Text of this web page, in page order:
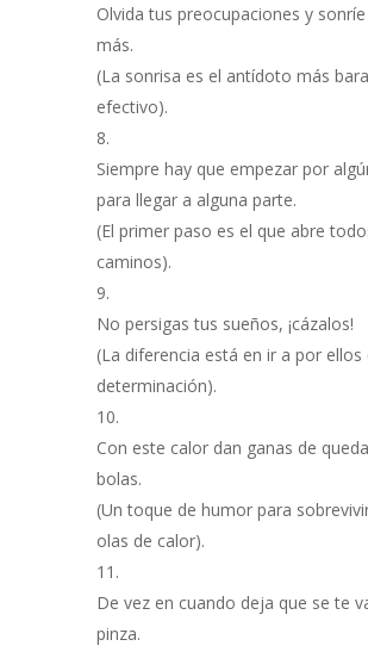
Olvida tus preocupaciones y
más.
(La sonrisa es el antídoto más
efectivo).
Siempre hay que empezar por
para llegar a alguna parte.
(El primer paso es el que abre
caminos).
No persigas tus sueños, ¡cázalos!
(La diferencia está en ir a por ellos
determinación).
Con este calor dan ganas de
bolas.
(Un toque de humor para
olas de calor).
De vez en cuando deja que se te
pinza.